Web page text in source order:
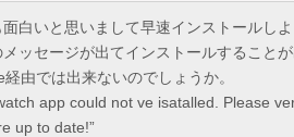
面白いと思いまして早速インストールし
メッセージが出てインストールすることが
経由では出来ないのでしょうか。
app could not ve isatalled. Please
up to date!”